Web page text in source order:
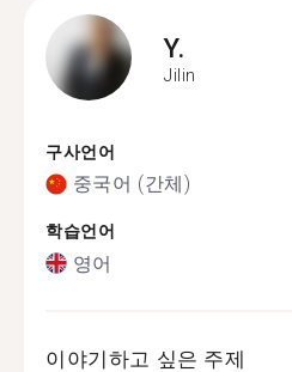
Y.
Jilin
구사언어
중국어 (간체)
학습언어
영어
이야기하고 싶은 주제